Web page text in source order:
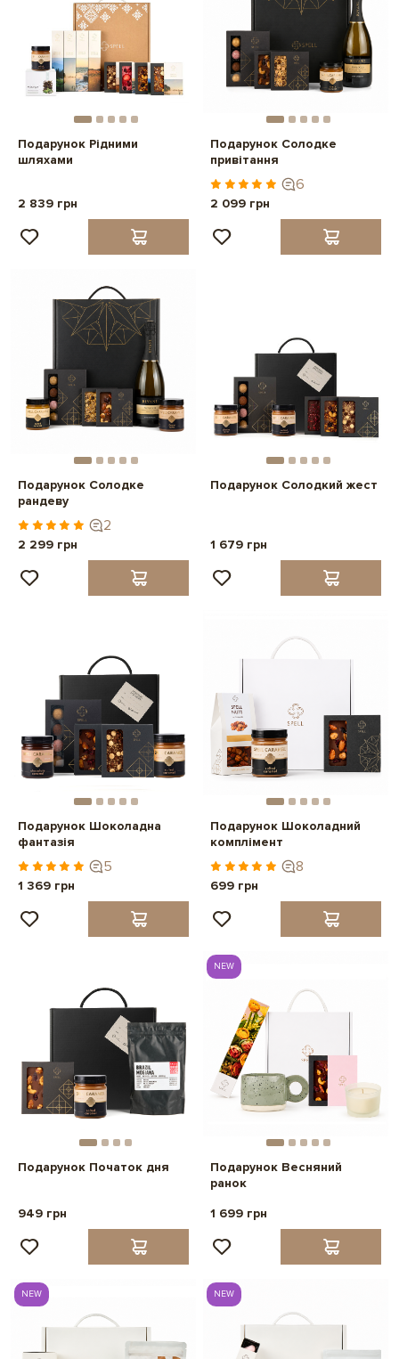
Подарунок Рідними
шляхами
2 839 грн
Подарунок Солодке
привітання
6
2 099 грн
Подарунок Солодке
рандеву
2
2 299 грн
Подарунок Солодкий жест
1 679 грн
Подарунок Шоколадна
фантазія
5
1 369 грн
Подарунок Шоколадний
комплімент
8
699 грн
Подарунок Початок дня
949 грн
NEW
Подарунок Весняний
ранок
1 699 грн
NEW NEW